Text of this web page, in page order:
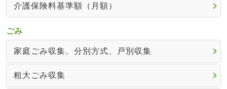
介護保険料基準額（月額）
ごみ
家庭ごみ収集、分別方式、戸別収集
粗大ごみ収集